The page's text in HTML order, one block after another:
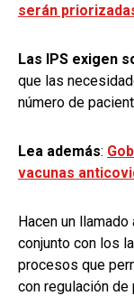
serán
Las IPS exigen
que las
número de
Lea además:
vacunas
Hacen un
conjunto con los
procesos que
con regulación